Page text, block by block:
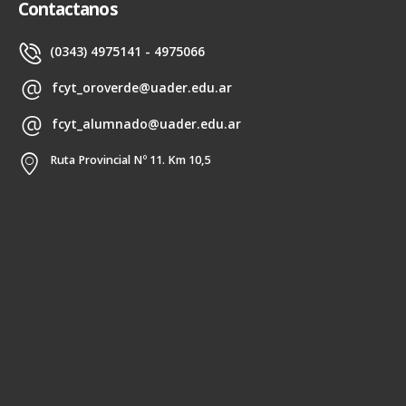
Contactanos
(0343) 4975141 - 4975066
fcyt_oroverde@uader.edu.ar
fcyt_alumnado@uader.edu.ar
Ruta Provincial Nº 11. Km 10,5